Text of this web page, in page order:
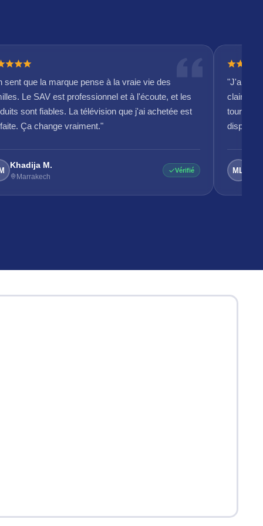
sent que la marque pense à la vraie vie des
Le SAV est professionnel et à l'écoute, et les
sont fiables. La télévision que j'ai achetée est
Ça change vraiment."
Khadija M.
Marrakech
Vérifié
"J'ai
claire et
tourner
ML